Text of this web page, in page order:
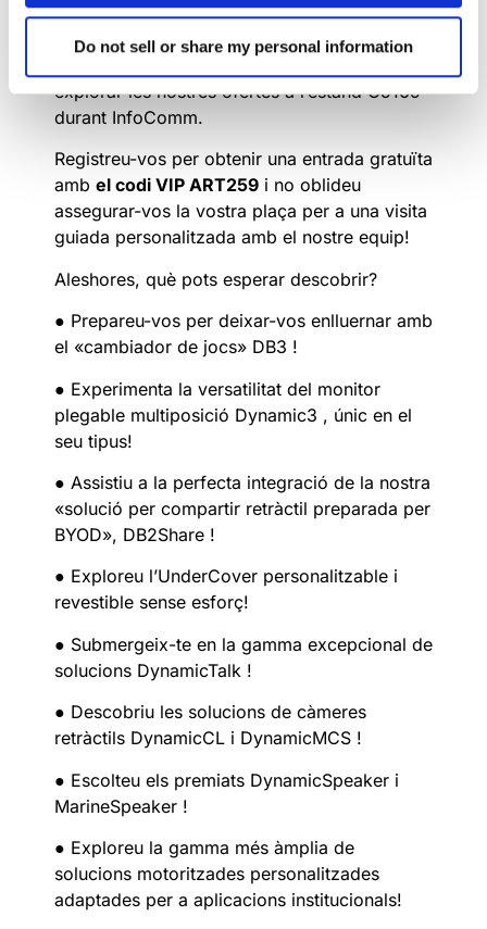
Do not sell or share my personal information
reunions, sala de juntes o espai de
conferències? No busquis més! Assegureu-
explorar les nostres ofertes a l’estand C5169
durant InfoComm.
Registreu-vos per obtenir una entrada gratuïta
amb el codi VIP ART259 i no oblideu
assegurar-vos la vostra plaça per a una visita
guiada personalitzada amb el nostre equip!
Aleshores, què pots esperar descobrir?
● Prepareu-vos per deixar-vos enlluernar amb
el «cambiador de jocs» DB3 !
● Experimenta la versatilitat del monitor
plegable multiposició Dynamic3 , únic en el
seu tipus!
● Assistiu a la perfecta integració de la nostra
«solució per compartir retràctil preparada per
BYOD», DB2Share !
● Exploreu l’UnderCover personalitzable i
revestible sense esforç!
● Submergeix-te en la gamma excepcional de
solucions DynamicTalk !
● Descobriu les solucions de càmeres
retràctils DynamicCL i DynamicMCS !
● Escolteu els premiats DynamicSpeaker i
MarineSpeaker !
● Exploreu la gamma més àmplia de
solucions motoritzades personalitzades
adaptades per a aplicacions institucionals!